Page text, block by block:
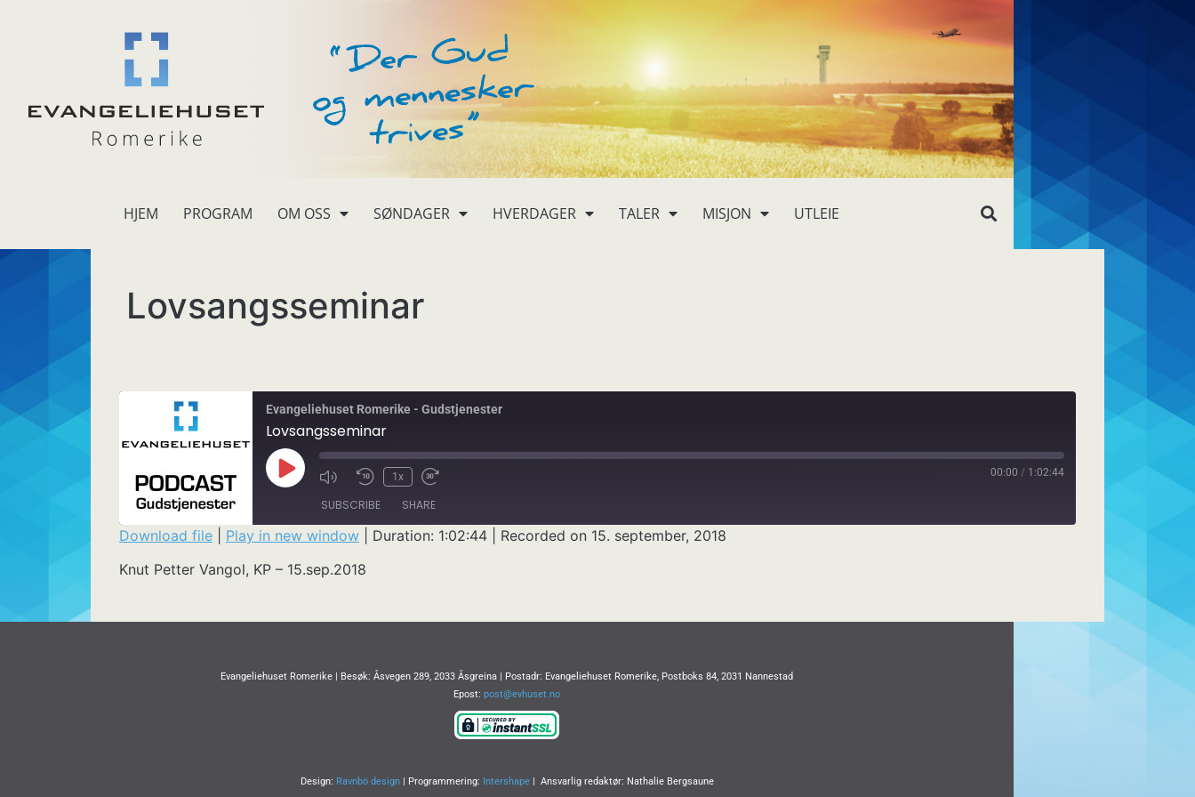
HJEM PROGRAM OM OSS SØNDAGER HVERDAGER TALER MISJON UTLEIE
Lovsangsseminar
Evangeliehuset Romerike - Gudstjenester
Lovsangsseminar
1x 00:00 / 1:02:44
SUBSCRIBE SHARE
RSS FEED
SHARE
Download file Play in new window Duration: 1:02:44
Recorded on 15. september, 2018
Knut Petter Vangol, KP – 15.sep.2018
Evangeliehuset Romerike | Besøk: Åsvegen 289, 2033 Åsgreina | Postadr: Evangeliehuset Romerike, Postboks 84, 2031 Nannestad
Epost: post@evhuset.no
Design: Ravnbö design| Programmering: Intershape| Ansvarlig redaktør: Nathalie Bergsaune